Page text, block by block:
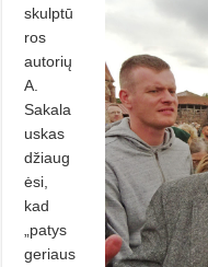
skulptū
ros
autorių
A.
Sakala
uskas
džiaug
ėsi,
kad
„patys
geriaus